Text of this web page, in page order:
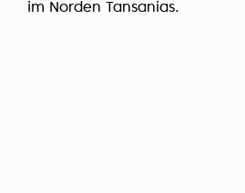
im Norden Tansanias.